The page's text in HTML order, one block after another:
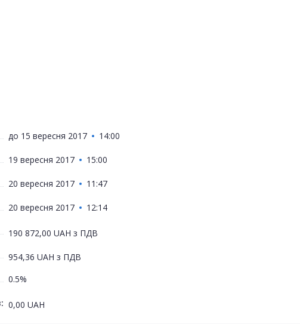
до 15 вересня 2017 14:00
19 вересня 2017 15:00
20 вересня 2017 11:47
20 вересня 2017 12:14
190 872,00 UAH з ПДВ
954,36 UAH з ПДВ
0.5%
0,00 UAH